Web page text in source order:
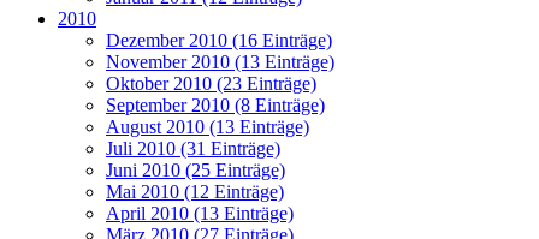
2010
Dezember 2010 (16 Einträge)
November 2010 (13 Einträge)
Oktober 2010 (23 Einträge)
September 2010 (8 Einträge)
August 2010 (13 Einträge)
Juli 2010 (31 Einträge)
Juni 2010 (25 Einträge)
Mai 2010 (12 Einträge)
April 2010 (13 Einträge)
März 2010 (27 Einträge)